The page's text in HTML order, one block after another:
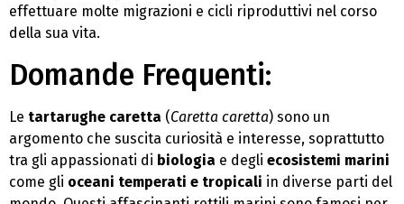
effettuare molte migrazioni e cicli riproduttivi nel corso
della sua vita.
Domande Frequenti:
Le tartarughe caretta (Caretta caretta) sono un
argomento che suscita curiosità e interesse, soprattutto
tra gli appassionati di biologia e degli ecosistemi marini
come gli oceani temperati e tropicali in diverse parti del